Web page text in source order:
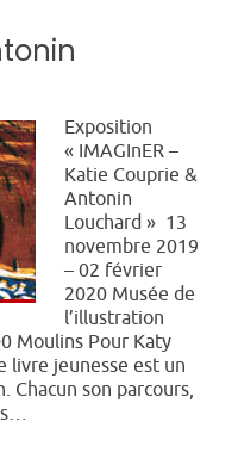
Exposition
« IMAGInER –
Katie Couprie &
Antonin
Louchard » 13
novembre 2019
– 02 février
2020 Musée de
l’illustration
Moulins Pour Katy
livre jeunesse est un
Chacun son parcours,